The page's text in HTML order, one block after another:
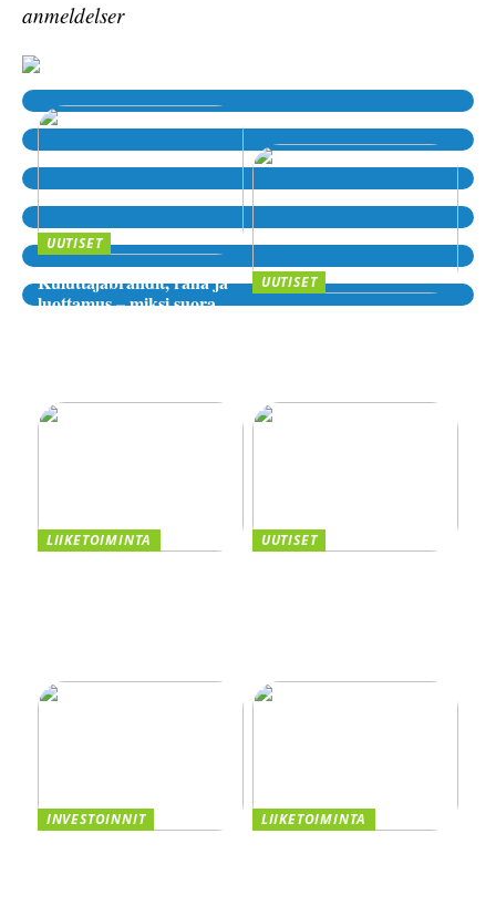
anmeldelser
UUTISET
Kuluttajabrändit, raha ja
luottamus – miksi suora
UUTISET
LIIKETOIMINTA UUTISET
INVESTOINNIT LIIKETOIMINTA